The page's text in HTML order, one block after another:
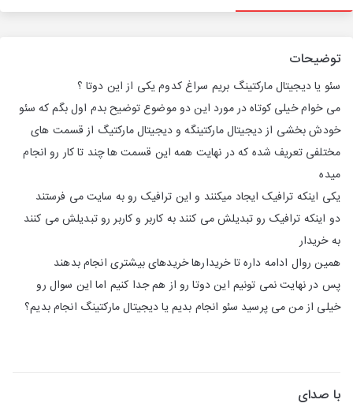
توضیحات
سئو یا دیجیتال مارکتینگ بریم سراغ کدوم یکی از این دوتا ؟
می خوام خیلی کوتاه در مورد این دو موضوع توضیح بدم اول بگم که سئو
خودش بخشی از دیجیتال مارکتینگه و دیجیتال مارکتیگ از قسمت های
مختلفی تعریف شده که در نهایت همه این قسمت ها چند تا کار رو انجام
میده
یکی اینکه ترافیک ایجاد میکنند و این ترافیک رو به سایت می فرستند
دو اینکه ترافیک رو تبدیلش می کنند به کاربر و کاربر رو تبدیلش می کنند
به خریدار
همین روال ادامه داره تا خریدارها خریدهای بیشتری انجام بدهند
پس در نهایت نمی تونیم این دوتا رو از هم جدا کنیم اما این سوال رو
خیلی از من می پرسید سئو انجام بدیم یا دیجیتال مارکتینگ انجام بدیم؟
با صدای